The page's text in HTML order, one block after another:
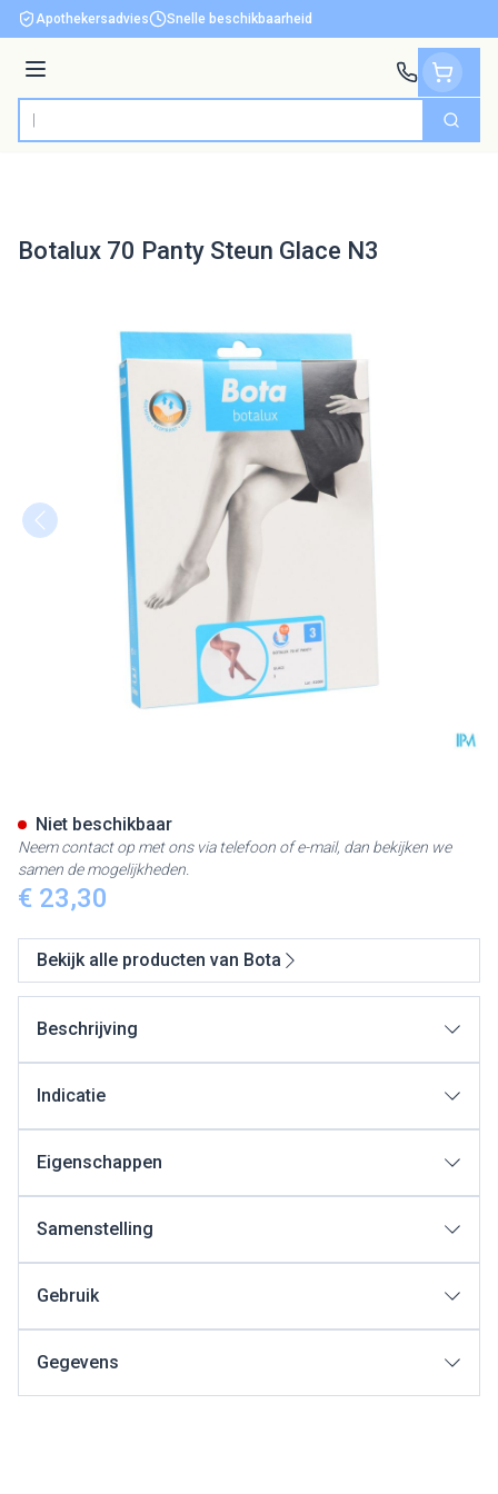
Ga naar de inhoud
Apothekersadvies Snelle beschikbaarheid
Menu
Product, merk, categorie... Zoek
Botalux 70 Panty Steun Glace N3
€ 23,30
Niet beschikbaar
Neem contact op met ons via telefoon of e-mail, dan bekijken we
samen de mogelijkheden.
Bekijk alle producten van Bota
Beschrijving
Indicatie
Eigenschappen
Samenstelling
Gebruik
Gegevens